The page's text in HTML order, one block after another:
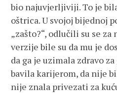
bio najuvjerljiviji. To je
oštrica. U svojoj bijednoj
„zašto?“, odlučili su se
verzije bile su da mu je
da ga je uzimala zdravo
bavila karijerom, da nije
nije znala privezati za